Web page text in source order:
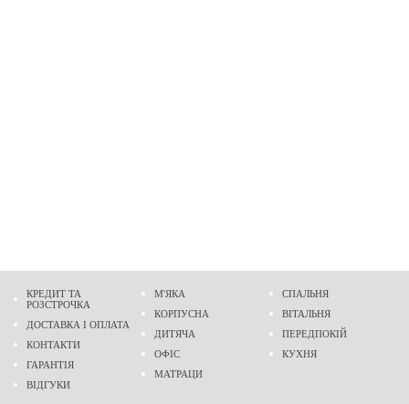
КРЕДИТ ТА
РОЗСТРОЧКА
ДОСТАВКА І ОПЛАТА
КОНТАКТИ
ГАРАНТІЯ
ВІДГУКИ
М'ЯКА
КОРПУСНА
ДИТЯЧА
ОФІС
МАТРАЦИ
СПАЛЬНЯ
ВІТАЛЬНЯ
ПЕРЕДПОКІЙ
КУХНЯ